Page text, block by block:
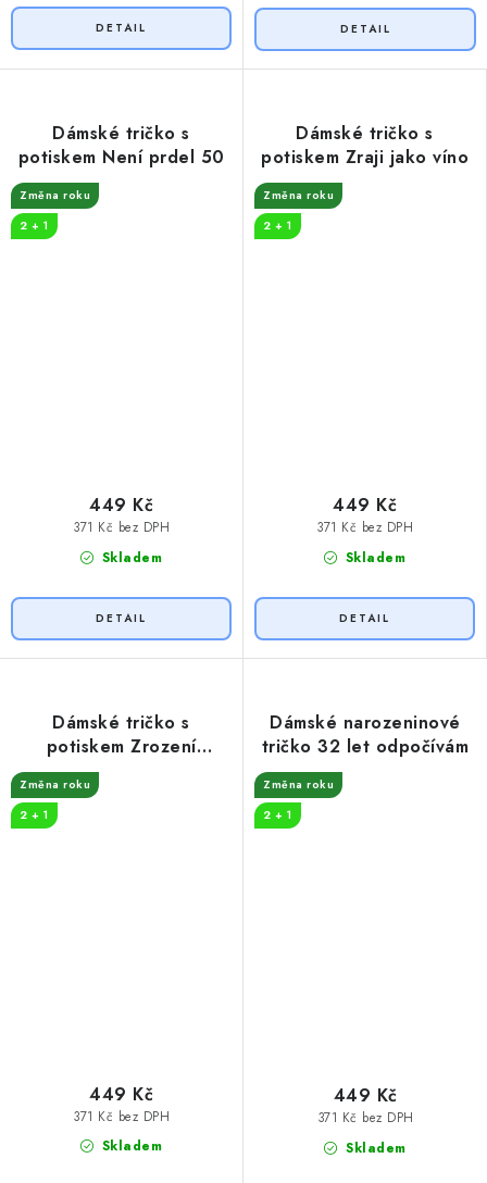
Dámské tričko s
potiskem Není prdel 50
Změna roku
2 + 1
Skladem
371 Kč bez DPH
449 Kč
Dámské tričko s
potiskem Zraji jako víno
Změna roku
2 + 1
Skladem
371 Kč bez DPH
449 Kč
Dámské tričko s
potiskem Zrození
legendy měsíce
Změna roku
2 + 1
Skladem
371 Kč bez DPH
449 Kč
Dámské narozeninové
tričko 32 let odpočívám
Změna roku
2 + 1
Skladem
371 Kč bez DPH
449 Kč